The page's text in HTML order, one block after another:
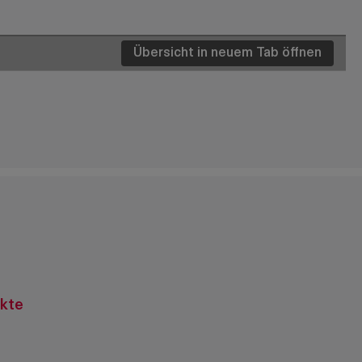
Übersicht in neuem Tab öffnen